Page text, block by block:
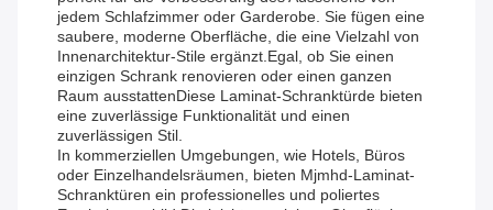
jedem Schlafzimmer oder Garderobe. Sie fügen eine
saubere, moderne Oberfläche, die eine Vielzahl von
Innenarchitektur-Stile ergänzt.Egal, ob Sie einen
einzigen Schrank renovieren oder einen ganzen
Raum ausstattenDiese Laminat-Schranktürde bieten
eine zuverlässige Funktionalität und einen
zuverlässigen Stil.
In kommerziellen Umgebungen, wie Hotels, Büros
oder Einzelhandelsräumen, bieten Mjmhd-Laminat-
Schranktüren ein professionelles und poliertes